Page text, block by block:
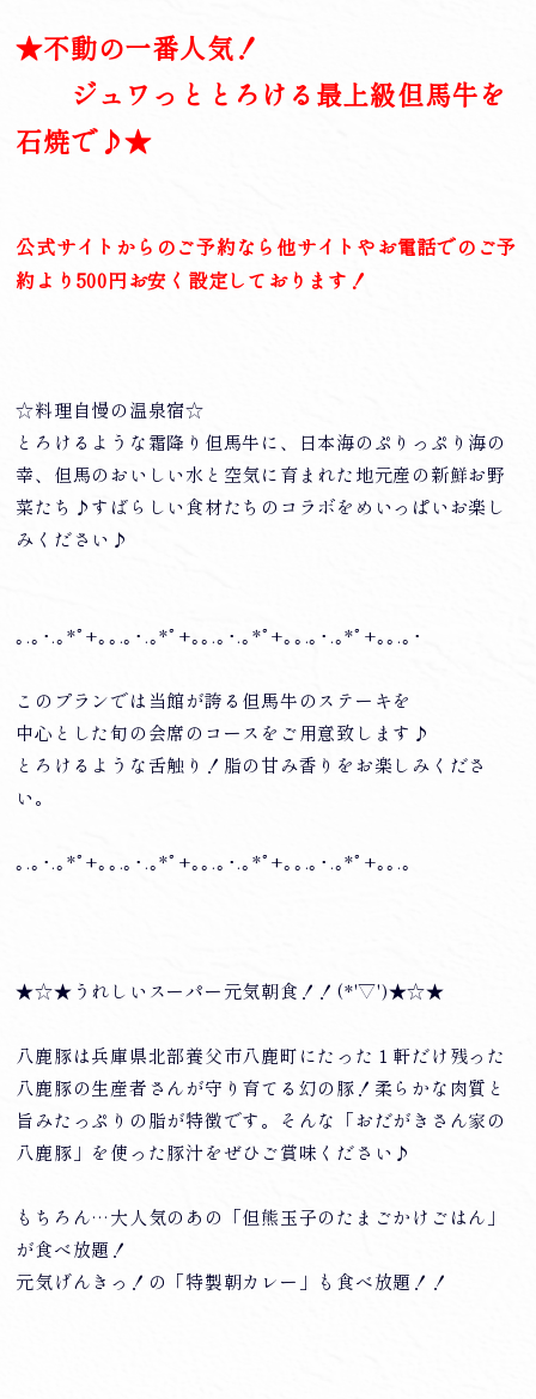
★不動の一番人気！
ジュワっととろける最上級但馬牛を
石焼で♪★
公式サイトからのご予約なら他サイトやお電話でのご予
約より500円お安く設定しております！
☆料理自慢の温泉宿☆
とろけるような霜降り但馬牛に、日本海のぷりっぷり海の
幸、但馬のおいしい水と空気に育まれた地元産の新鮮お野
菜たち♪すばらしい食材たちのコラボをめいっぱいお楽し
みください♪
｡.｡･.｡*ﾟ+｡｡.｡･.｡*ﾟ+｡｡.｡･.｡*ﾟ+｡｡.｡･.｡*ﾟ+｡｡.｡･
このプランでは当館が誇る但馬牛のステーキを
中心とした旬の会席のコースをご用意致します♪
とろけるような舌触り！脂の甘み香りをお楽しみくださ
い。
｡.｡･.｡*ﾟ+｡｡.｡･.｡*ﾟ+｡｡.｡･.｡*ﾟ+｡｡.｡･.｡*ﾟ+｡｡.｡
★☆★うれしいスーパー元気朝食！！(*'▽')★☆★
八鹿豚は兵庫県北部養父市八鹿町にたった１軒だけ残った
八鹿豚の生産者さんが守り育てる幻の豚！柔らかな肉質と
旨みたっぷりの脂が特徴です。そんな「おだがきさん家の
八鹿豚」を使った豚汁をぜひご賞味ください♪
もちろん…大人気のあの「但熊玉子のたまごかけごはん」
が食べ放題！
元気げんきっ！の「特製朝カレー」も食べ放題！！